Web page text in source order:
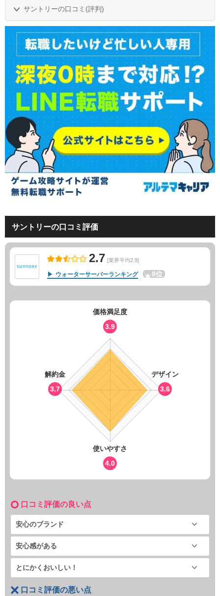
サントリーの口コミ(評判)
サントリーの口コミ評価
2.7 [業界平均2.9]
ウォーターサーバーランキング 8位
価格満足度
3.9
デザイン
3.6
使いやすさ
4.0
解約金
3.7
口コミ評価の良い点
安心のブランド
安心感がある
とにかくおいしい！
口コミ評価の悪い点